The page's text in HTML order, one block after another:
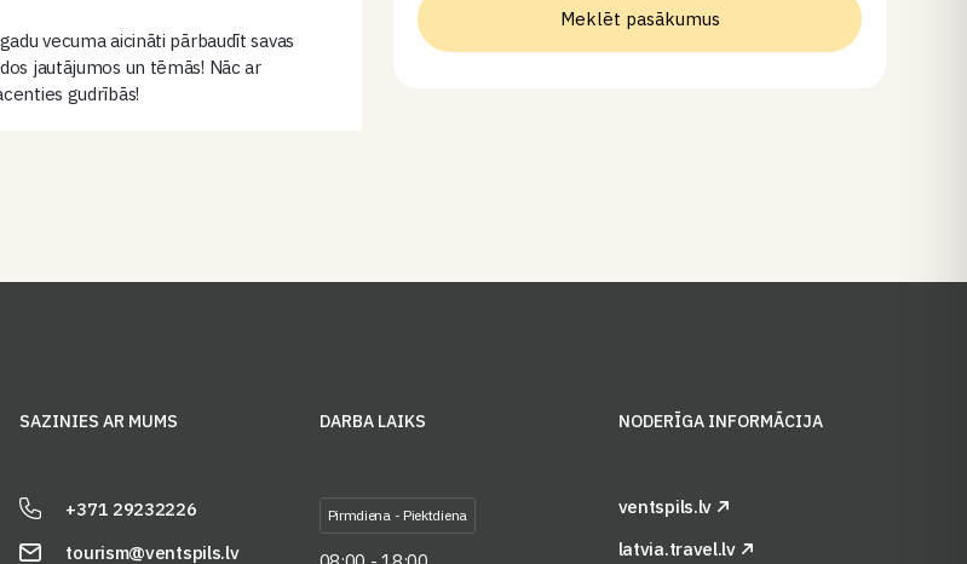
vecuma aicināti pārbaudīt savas
jautājumos un tēmās! Nāc ar
gudrībās!
Meklēt pasākumus
SAZINIES AR MUMS DARBA LAIKS NODERĪGA INFORMĀCIJA
+371 29232226
tourism@ventspils.lv
Pirmdiena - Piektdiena
ventspils.lv
latvia.travel.lv